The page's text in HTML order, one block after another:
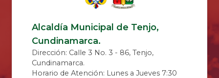
Alcaldía Municipal de Tenjo,
Cundinamarca.
Dirección: Calle 3 No. 3 - 86, Tenjo,
Cundinamarca.
Horario de Atención: Lunes a Jueves 7:30